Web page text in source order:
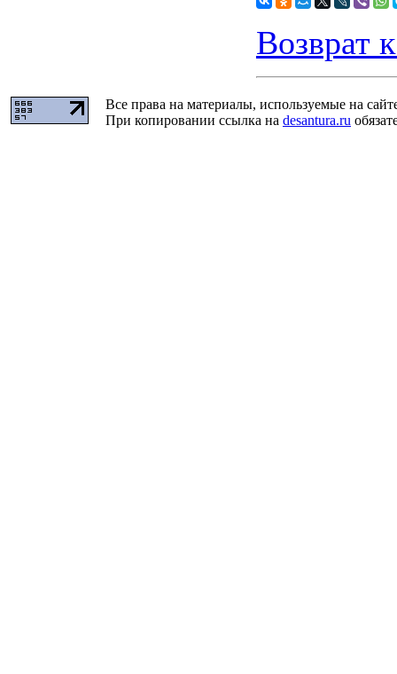
Возврат
Все права на материалы, используемые на
При копировании ссылка на desantura.ru